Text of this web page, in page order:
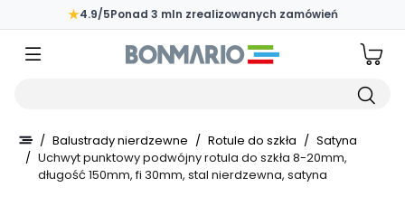
Przejdź do głównej zawartości strony
★4.9/5Ponad 3 mln zrealizowanych zamówień
/ Balustrady nierdzewne / Rotule do szkła / Satyna
/ Uchwyt punktowy podwójny rotula do szkła 8-20mm,
długość 150mm, fi 30mm, stal nierdzewna, satyna